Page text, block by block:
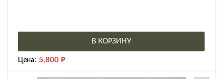
В КОРЗИНУ
Цена: 5,800 ₽